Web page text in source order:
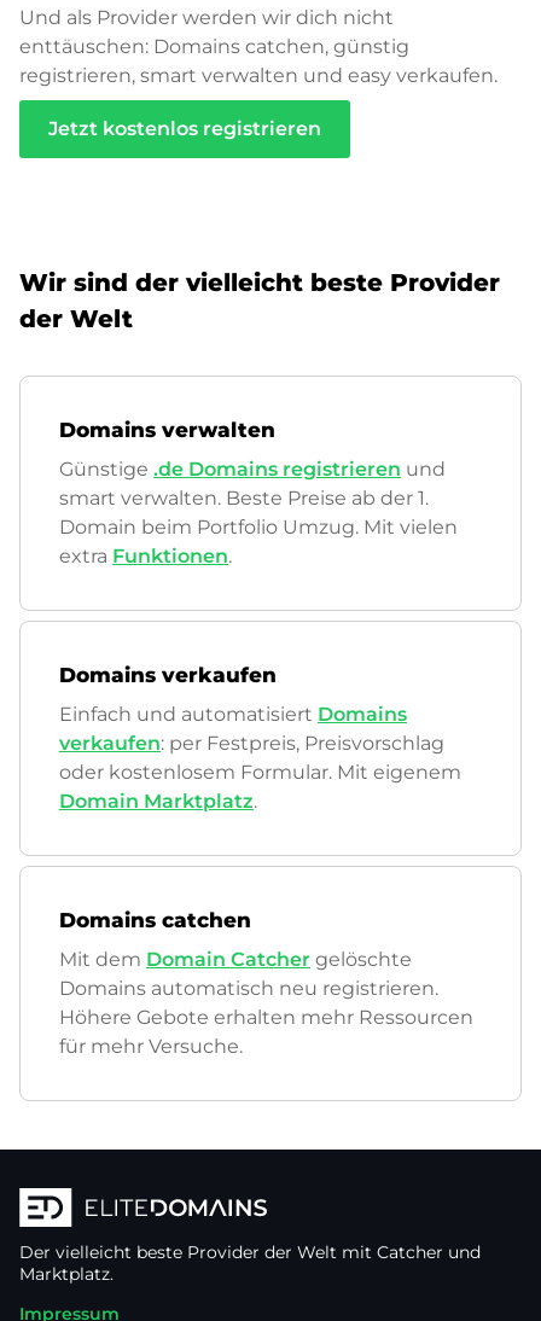
Und als Provider werden wir dich nicht
enttäuschen: Domains catchen, günstig
registrieren, smart verwalten und easy verkaufen.
Jetzt kostenlos registrieren
Wir sind der vielleicht beste Provider
der Welt
Domains verwalten
Günstige .de Domains registrieren und
smart verwalten. Beste Preise ab der 1.
Domain beim Portfolio Umzug. Mit vielen
extra Funktionen.
Domains verkaufen
Einfach und automatisiert Domains
verkaufen: per Festpreis, Preisvorschlag
oder kostenlosem Formular. Mit eigenem
Domain Marktplatz.
Domains catchen
Mit dem Domain Catcher gelöschte
Domains automatisch neu registrieren.
Höhere Gebote erhalten mehr Ressourcen
für mehr Versuche.
Der vielleicht beste Provider der Welt mit Catcher und
Marktplatz.
Impressum